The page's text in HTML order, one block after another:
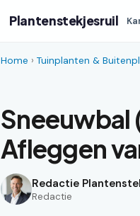
Plantenstekjesruil
Home › Tuinplanten &
Sneeuwbal
Afleggen
Redactie
Redactie